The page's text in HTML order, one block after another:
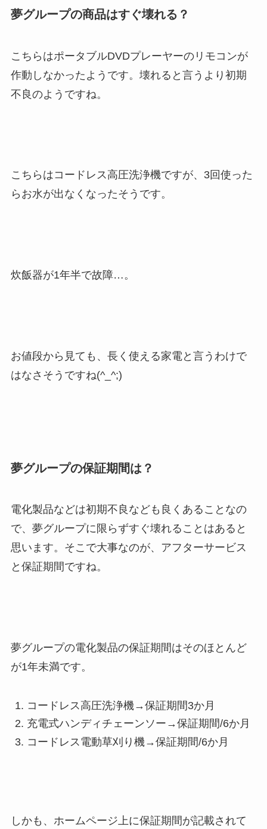
夢グループの商品はすぐ壊れる？
こちらはポータブルDVDプレーヤーのリモコンが
作動しなかったようです。壊れると言うより初期
不良のようですね。
こちらはコードレス高圧洗浄機ですが、3回使った
らお水が出なくなったそうです。
炊飯器が1年半で故障…。
お値段から見ても、長く使える家電と言うわけで
はなさそうですね(^_^;)
夢グループの保証期間は？
電化製品などは初期不良なども良くあることなの
で、夢グループに限らずすぐ壊れることはあると
思います。そこで大事なのが、アフターサービス
と保証期間ですね。
夢グループの電化製品の保証期間はそのほとんど
が1年未満です。
コードレス高圧洗浄機→保証期間3か月
充電式ハンディチェーンソー→保証期間/6か月
コードレス電動草刈り機→保証期間/6か月
しかも、 ホームページ上に保証期間が記載されて